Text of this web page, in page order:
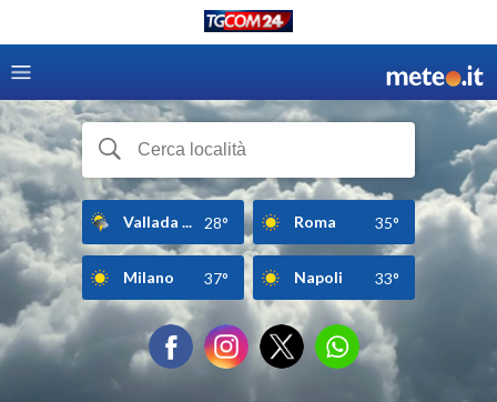
Vallada ... 28° Roma 35°
Milano 37° Napoli 33°